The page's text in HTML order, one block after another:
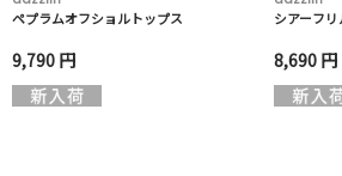
ペプラムオフショルトップス
9,790 円
シアーフ
8,690 円